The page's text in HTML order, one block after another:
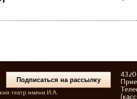
театр имени И.А.